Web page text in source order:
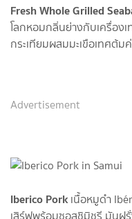
Fresh Whole Grilled
โลกหอมกลิ่นย่างกับเครื่อง
กระเทียมผสมมะเขือเทศต้ม
Advertisement
Iberico Porkเนื้อหมูดำ
เสิร์ฟพร้อมซอสชิมิชูรี มันฝ